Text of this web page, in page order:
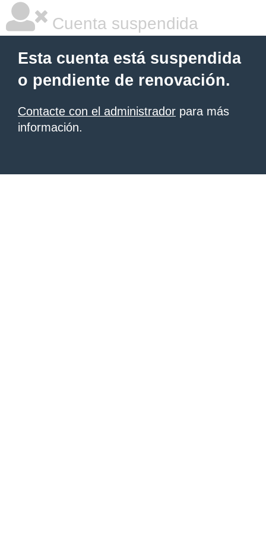
Cuenta suspendida
Esta cuenta está suspendida
o pendiente de renovación.
Contacte con el administrador para más
información.